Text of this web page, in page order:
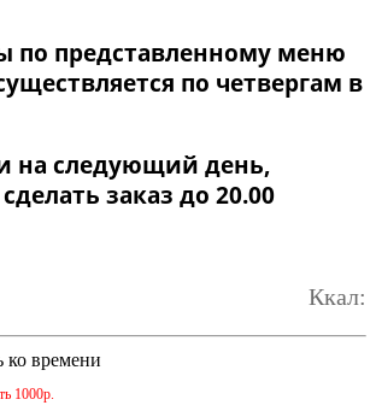
по представленному меню
по четвергам в
на следующий день,
заказ до 20.00
Ккал:
ко времени
1000р.